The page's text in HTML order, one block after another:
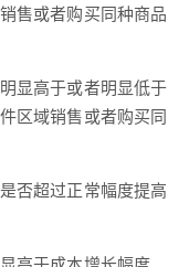
售或者购买同种商品
显高于或者明显低于
区域销售或者购买同
否超过正常幅度提高